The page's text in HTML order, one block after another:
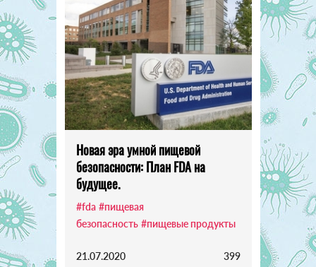
Новая эра умной пищевой
безопасности: План FDA на
будущее.
#fda #пищевая
безопасность #пищевые продукты
21.07.2020 399